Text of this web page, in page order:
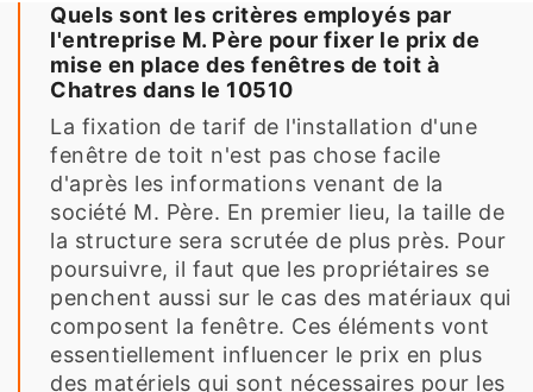
Quels sont les critères employés par
l'entreprise M. Père pour fixer le prix de
mise en place des fenêtres de toit à
Chatres dans le 10510
La fixation de tarif de l'installation d'une
fenêtre de toit n'est pas chose facile
d'après les informations venant de la
société M. Père. En premier lieu, la taille de
la structure sera scrutée de plus près. Pour
poursuivre, il faut que les propriétaires se
penchent aussi sur le cas des matériaux qui
composent la fenêtre. Ces éléments vont
essentiellement influencer le prix en plus
des matériels qui sont nécessaires pour les